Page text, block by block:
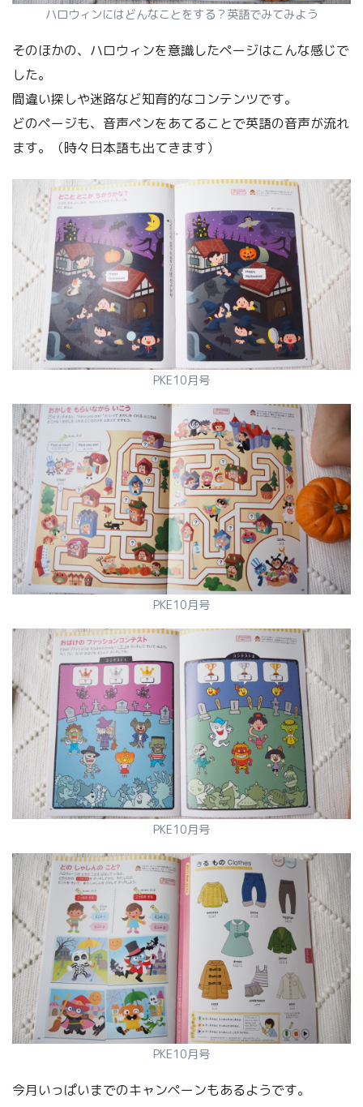
ハロウィンにはどんなことをする？英語でみてみよう
そのほかの、ハロウィンを意識したページはこんな感じで
した。
間違い探しや迷路など知育的なコンテンツです。
どのページも、音声ペンをあてることで英語の音声が流れ
ます。（時々日本語も出てきます）
PKE10月号
PKE10月号
PKE10月号
PKE10月号
今月いっぱいまでのキャンペーンもあるようです。